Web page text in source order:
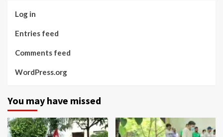
Log in
Entries feed
Comments feed
WordPress.org
You may have missed